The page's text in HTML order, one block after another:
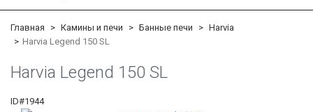
Главная Камины и печи Банные печи
Harvia
Harvia Legend 150 SL
Harvia Legend 150 SL
ID#1944